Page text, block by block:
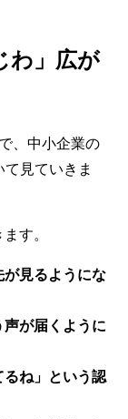
わ」広が
、中小企業の
見ていきま
す。
見るようにな
が届くように
ね」という認